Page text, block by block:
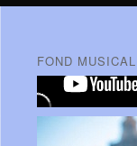
FOND MUSICAL